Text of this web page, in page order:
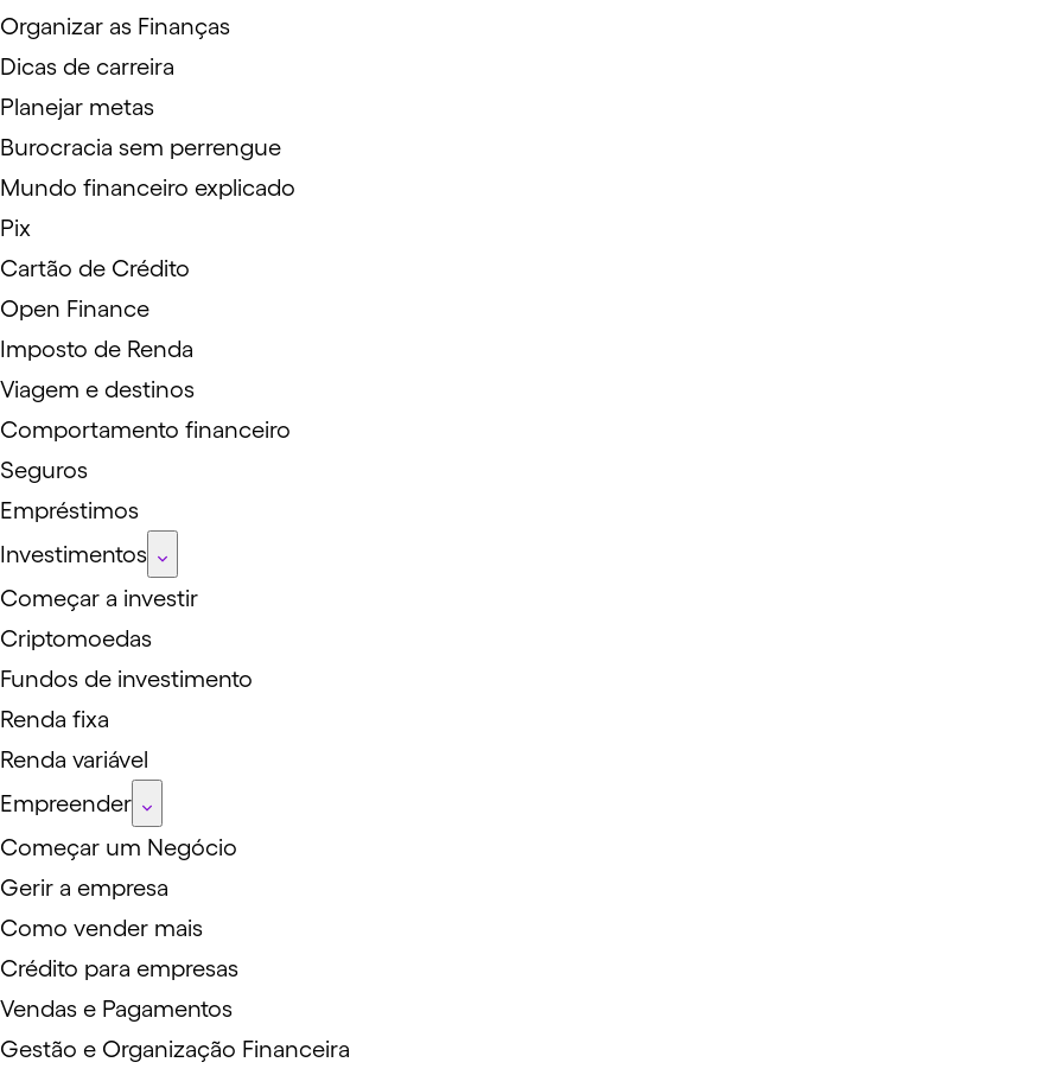
Organizar as Finanças
Dicas de carreira
Planejar metas
Burocracia sem perrengue
Mundo financeiro explicado
Pix
Cartão de Crédito
Open Finance
Imposto de Renda
Viagem e destinos
Comportamento financeiro
Seguros
Empréstimos
Investimentos
Começar a investir
Criptomoedas
Fundos de investimento
Renda fixa
Renda variável
Empreender
Começar um Negócio
Gerir a empresa
Como vender mais
Crédito para empresas
Vendas e Pagamentos
Gestão e Organização Financeira